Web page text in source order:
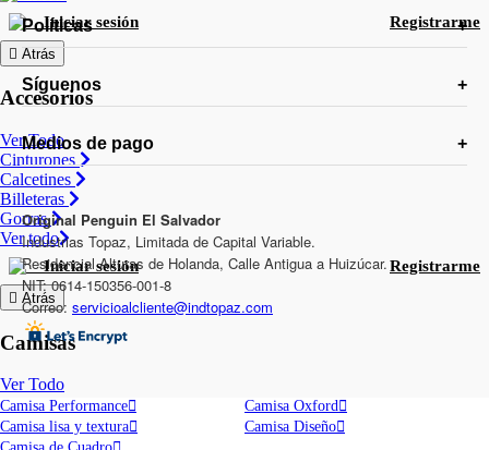
Iniciar sesión Registrarme
Atrás
Accesorios
Ver Todo
Cinturones
Calcetines
Billeteras
Gorras
Ver todo
Iniciar sesión Registrarme
Atrás
Camisas
Ver Todo
Camisa Performance
Camisa Oxford
Camisa lisa y textura
Camisa Diseño
Políticas
Síguenos
Medios de pago
Original Penguin El Salvador
Industrias Topaz, Limitada de Capital Variable.
Residencial Alturas de Holanda, Calle Antigua a Huizúcar.
NIT: 0614-150356-001-8
Correo: servicioalcliente@indtopaz.com